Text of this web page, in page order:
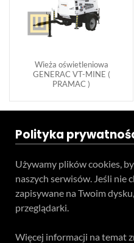
Wieża oświetleniowa
GENERAC VT-MINE (
PRAMAC )
Polityka
Używamy plików cookies,
naszych serwisów. Jeśli nie
zapisywane na Twoim
przeglądarki.
Więcej informacji na temat